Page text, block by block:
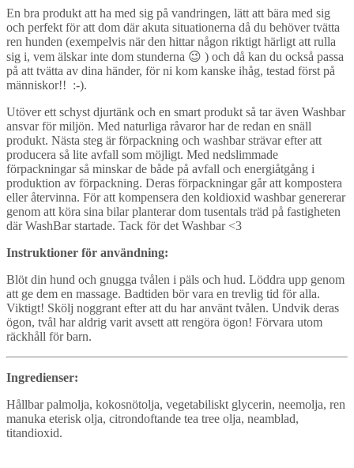
En bra produkt att ha med sig på vandringen, lätt att bära med sig
och perfekt för att dom där akuta situationerna då du behöver tvätta
ren hunden (exempelvis när den hittar någon riktigt härligt att rulla
sig i, vem älskar inte dom stunderna 😉 ) och då kan du också passa
på att tvätta av dina händer, för ni kom kanske ihåg, testad först på
människor!! :-).
Utöver ett schyst djurtänk och en smart produkt så tar även Washbar
ansvar för miljön. Med naturliga råvaror har de redan en snäll
produkt. Nästa steg är förpackning och washbar strävar efter att
producera så lite avfall som möjligt. Med nedslimmade
förpackningar så minskar de både på avfall och energiåtgång i
produktion av förpackning. Deras förpackningar går att kompostera
eller återvinna. För att kompensera den koldioxid washbar genererar
genom att köra sina bilar planterar dom tusentals träd på fastigheten
där WashBar startade. Tack för det Washbar <3
Instruktioner för användning:
Blöt din hund och gnugga tvålen i päls och hud. Löddra upp genom
att ge dem en massage. Badtiden bör vara en trevlig tid för alla.
Viktigt! Skölj noggrant efter att du har använt tvålen. Undvik deras
ögon, tvål har aldrig varit avsett att rengöra ögon! Förvara utom
räckhåll för barn.
Ingredienser:
Hållbar palmolja, kokosnötolja, vegetabiliskt glycerin, neemolja, ren
manuka eterisk olja, citrondoftande tea tree olja, neamblad,
titandioxid.